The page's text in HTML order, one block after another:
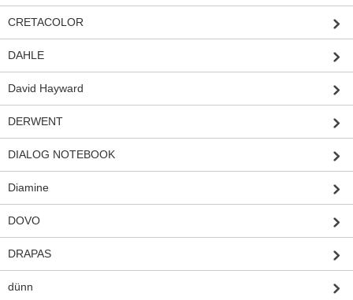
CRETACOLOR
DAHLE
David Hayward
DERWENT
DIALOG NOTEBOOK
Diamine
DOVO
DRAPAS
dünn